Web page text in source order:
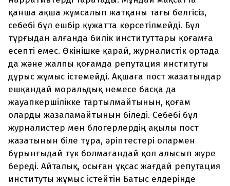
қанша ақша жұмсалып жатқаны тағы белгісіз,
себебі бұл ешбір құжатта көрсетілмейді. Бұл
тұрғыдан алғанда билік институттары қоғамға
есепті емес. Өкінішке қарай, журналистік ортада
да және жалпы қоғамда репутация институты
дұрыс жұмыс істемейді. Ақшаға пост жазатындар
ешқандай моральдық немесе басқа да
жауапкершілікке тартылмайтынын, қоғам
оларды жазаламайтынын біледі. Себебі бұл
журналистер мен блогерлердің ақылы пост
жазатынын біле тұра, әріптестері олармен
бұрынғыдай түк болмағандай қол алысып жүре
береді. Айталық, осыған ұқсас жағдай репутация
институты жұмыс істейтін Батыс елдерінде